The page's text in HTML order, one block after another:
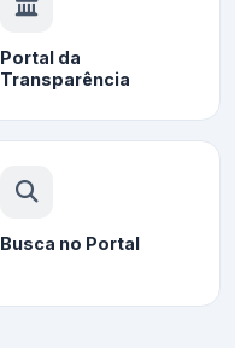
Portal da
Transparência
Busca no Portal